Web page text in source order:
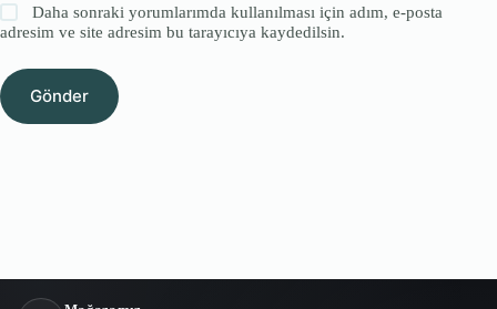
Daha sonraki yorumlarımda kullanılması için adım, e-posta
adresim ve site adresim bu tarayıcıya kaydedilsin.
Gönder